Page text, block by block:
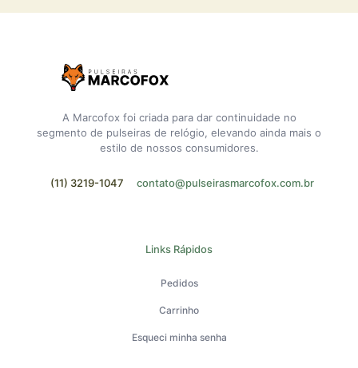
A Marcofox foi criada para dar continuidade no
segmento de pulseiras de relógio, elevando ainda mais o
estilo de nossos consumidores.
(11) 3219-1047 contato@pulseirasmarcofox.com.br
Links Rápidos
Pedidos
Carrinho
Esqueci minha senha